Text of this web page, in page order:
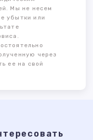
Мы не несем
убытки или
через
ее на свой